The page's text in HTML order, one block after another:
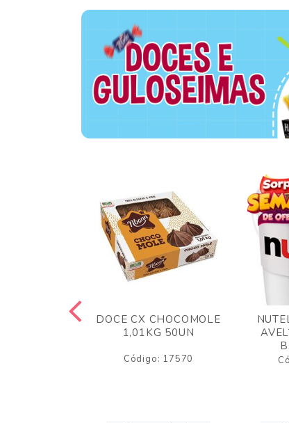
DOCE CX CHOCOMOLE
1,01KG 50UN
Código: 17570